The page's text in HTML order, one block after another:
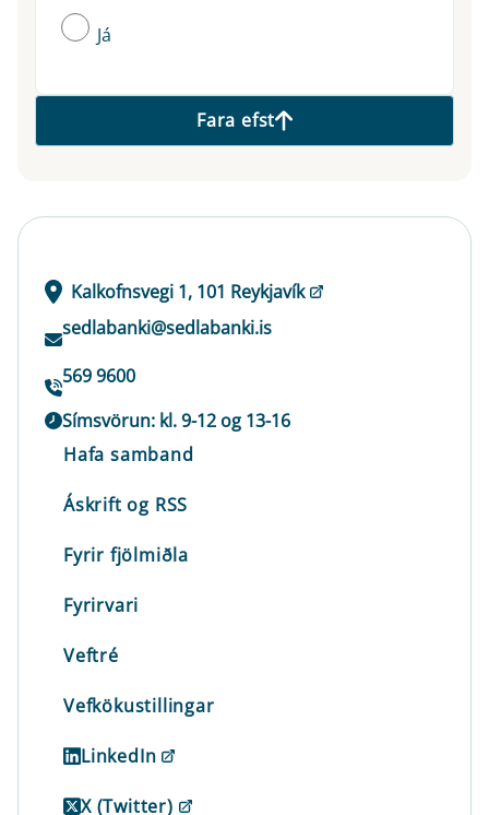
Já
Fara efst
Kalkofnsvegi 1, 101 Reykjavík
sedlabanki@sedlabanki.is
569 9600
Símsvörun: kl. 9-12 og 13-16
Hafa samband
Áskrift og RSS
Fyrir fjölmiðla
Fyrirvari
Veftré
Vefkökustillingar
LinkedIn
X (Twitter)